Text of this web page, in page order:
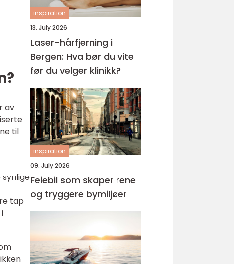
av
til
tap
inspiration
13. July 2026
Laser-hårfjerning i
Bergen: Hva bør du vite
før du velger klinikk?
inspiration
09. July 2026
Feiebil som skaper rene
og tryggere bymiljøer